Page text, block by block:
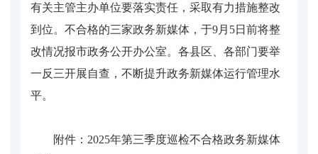
有关主管主办单位要落实责任，采取有力措施整改
到位。不合格的三家政务新媒体，于9月5日前将整
改情况报市政务公开办公室。各县区、各部门要举
一反三开展自查，不断提升政务新媒体运行管理水
平。
附件：2025年第三季度巡检不合格政务新媒体